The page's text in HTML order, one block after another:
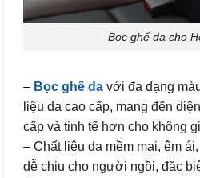
Bọc ghế da cho
– Bọc ghế da với đa dạng
liệu da cao cấp, mang đến
cấp và tinh tế hơn cho không
– Chất liệu da mềm mại, êm
dễ chịu cho người ngồi, đặc